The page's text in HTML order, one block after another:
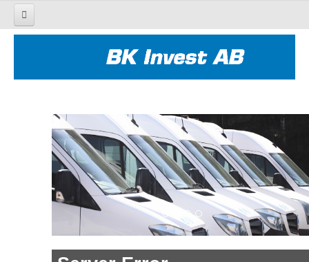
NYTT & BEGAGNAT
EFTERMARKNAD
KONTAKT